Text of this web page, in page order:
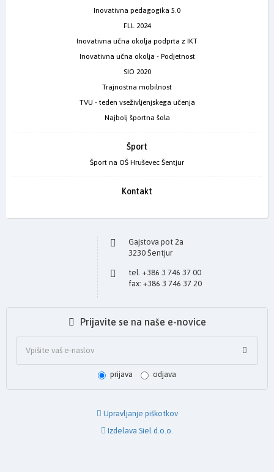
Inovativna pedagogika 5.0
FLL 2024
Inovativna učna okolja podprta z IKT
Inovativna učna okolja - Podjetnost
SIO 2020
Trajnostna mobilnost
TVU - teden vseživljenjskega učenja
Najbolj športna šola
Šport
Šport na OŠ Hruševec Šentjur
Kontakt
Gajstova pot 2a
3230 Šentjur
tel. +386 3 746 37 00
fax: +386 3 746 37 20
Prijavite se na naše e-novice
prijava odjava
Upravljanje piškotkov
Izdelava Siel d.o.o.